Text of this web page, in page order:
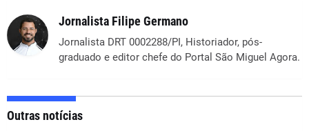
Jornalista Filipe Germano
Jornalista DRT 0002288/PI, Historiador, pós-
graduado e editor chefe do Portal São Miguel Agora.
Outras notícias